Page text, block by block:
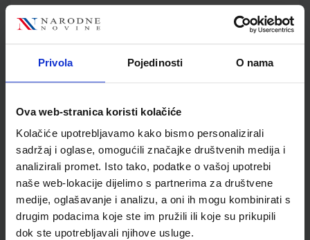
Privola Pojedinosti O nama
Ova web-stranica koristi kolačiće
Kolačiće upotrebljavamo kako bismo personalizirali
sadržaj i oglase, omogućili značajke društvenih medija i
analizirali promet. Isto tako, podatke o vašoj upotrebi
naše web-lokacije dijelimo s partnerima za društvene
medije, oglašavanje i analizu, a oni ih mogu kombinirati s
drugim podacima koje ste im pružili ili koje su prikupili
dok ste upotrebljavali njihove usluge.
FIZIKA OKO NAS 7; radna bilježnica za fiziku u sedmom
razredu osnovne škole
ŠKOLSKA KNJIGA d.d.
6004-DOM
SKU:556215 CIJENA: 13,60 €
ŠIFRA OMOTA: 500177
Udžbenik Omot
KEMIJA 7; udžbenik iz kemije za sedmi razred osnovne škole
Autor(i):Mamić Mrvoš-Sermek Peradinović Ribarić